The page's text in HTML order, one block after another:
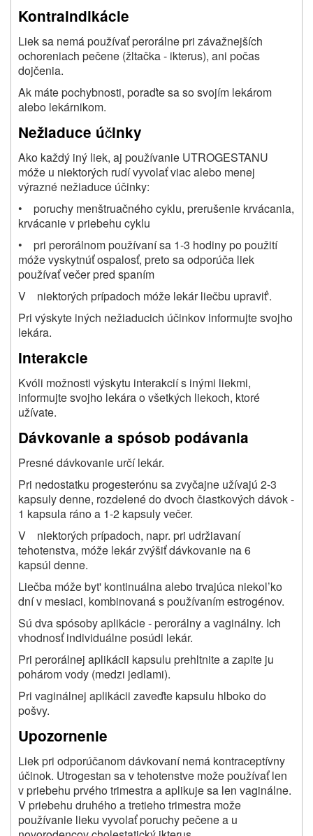
Kontraindikácie
Liek sa nemá používať perorálne pri závažnejších
ochoreniach pečene (žltačka - ikterus), ani počas
dojčenia.
Ak máte pochybnosti, poraďte sa so svojím lekárom
alebo lekárnikom.
Nežiaduce účinky
Ako každý iný liek, aj používanie UTROGESTANU
móže u niektorých rudí vyvolať viac alebo menej
výrazné nežiaduce účinky:
• poruchy menštruačného cyklu, prerušenie krvácania,
krvácanie v priebehu cyklu
• pri perorálnom používaní sa 1-3 hodiny po použití
móže vyskytnúť ospalosť, preto sa odporúča liek
používať večer pred spaním
V niektorých prípadoch móže lekár liečbu upraviť'.
Pri výskyte iných nežiaducich účinkov informujte svojho
lekára.
Interakcie
Kvóli možnosti výskytu interakcií s inými liekmi,
informujte svojho lekára o všetkých liekoch, ktoré
užívate.
Dávkovanie a spósob podávania
Presné dávkovanie určí lekár.
Pri nedostatku progesterónu sa zvyčajne užívajú 2-3
kapsuly denne, rozdelené do dvoch čiastkových dávok -
1 kapsula ráno a 1-2 kapsuly večer.
V niektorých prípadoch, napr. pri udržiavaní
tehotenstva, móže lekár zvýšiť dávkovanie na 6
kapsúl denne.
Liečba móže byt' kontinuálna alebo trvajúca niekol’ko
dní v mesiaci, kombinovaná s používaním estrogénov.
Sú dva spósoby aplikácie - perorálny a vaginálny. Ich
vhodnosť individuálne posúdi lekár.
Pri perorálnej aplikácii kapsulu prehltnite a zapite ju
pohárom vody (medzi jedlami).
Pri vaginálnej aplikácii zaveďte kapsulu hlboko do
pošvy.
Upozornenie
Liek pri odporúčanom dávkovaní nemá kontraceptívny
účinok. Utrogestan sa v tehotenstve može používať len
v priebehu prvého trimestra a aplikuje sa len vaginálne.
V priebehu druhého a tretieho trimestra može
používanie lieku vyvolať poruchy pečene a u